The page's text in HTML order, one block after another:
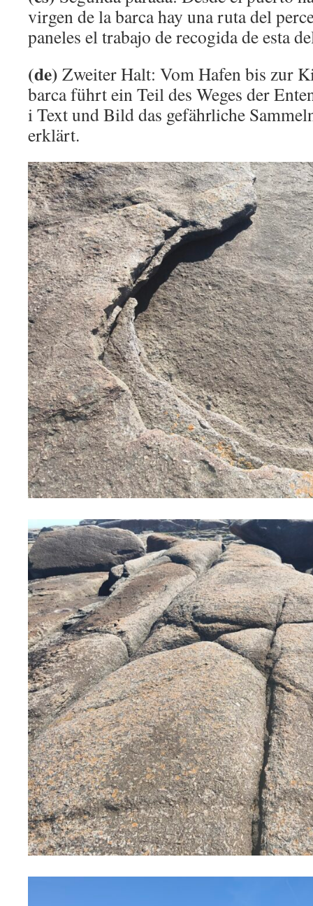
virgen de la barca hay una ruta del
paneles el trabajo de recogida de esta
(de) Zweiter Halt: Vom Hafen bis zur
barca führt ein Teil des Weges der
i Text und Bild das gefährliche
erklärt.